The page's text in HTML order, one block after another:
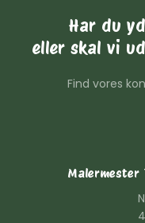
Har du
​eller skal vi
Find vores
Malermester